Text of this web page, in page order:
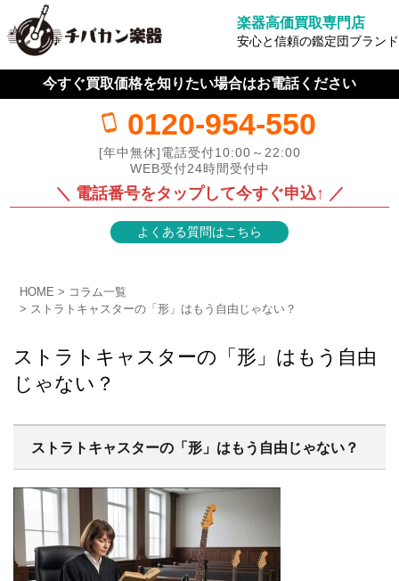
楽器高価買取専門店
安心と信頼の鑑定団ブランド
今すぐ買取価格を知りたい場合はお電話ください
0120-954-550
[年中無休]電話受付10:00～22:00
WEB受付24時間受付中
＼ 電話番号をタップして今すぐ申込↑ ／
よくある質問はこちら
HOME
コラム一覧
ストラトキャスターの「形」はもう自由じゃない？
ストラトキャスターの「形」はもう自由
じゃない？
ストラトキャスターの「形」はもう自由じゃない？